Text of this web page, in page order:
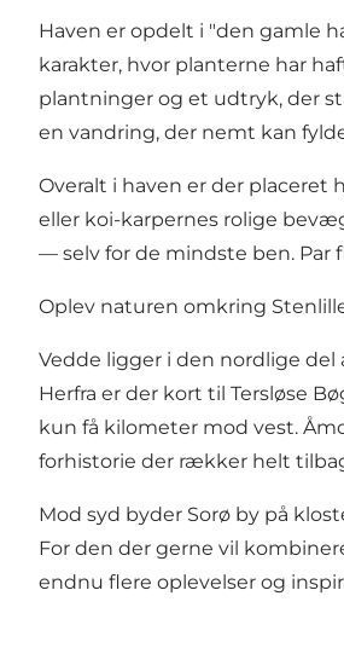
Haven er opdelt i "den gamle
karakter, hvor planterne har
plantninger og et udtryk, der
en vandring, der nemt kan
Overalt i haven er der placeret
eller koi-karpernes rolige
— selv for de mindste ben. Par
Oplev naturen omkring
Vedde ligger i den nordlige
Herfra er der kort til Tersløse
kun få kilometer mod vest.
forhistorie der rækker helt
Mod syd byder Sorø by på
For den der gerne vil
endnu flere oplevelser og